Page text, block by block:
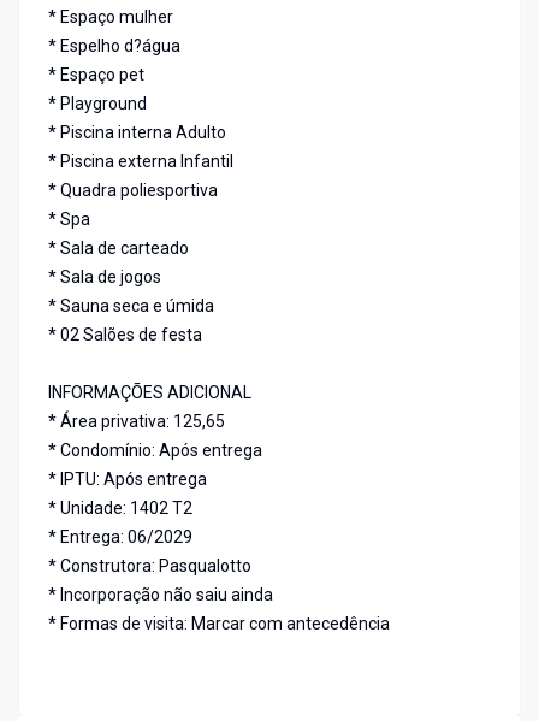
* Espaço mulher
* Espelho d?água
* Espaço pet
* Playground
* Piscina interna Adulto
* Piscina externa Infantil
* Quadra poliesportiva
* Spa
* Sala de carteado
* Sala de jogos
* Sauna seca e úmida
* 02 Salões de festa
INFORMAÇÕES ADICIONAL
* Área privativa: 125,65
* Condomínio: Após entrega
* IPTU: Após entrega
* Unidade: 1402 T2
* Entrega: 06/2029
* Construtora: Pasqualotto
* Incorporação não saiu ainda
* Formas de visita: Marcar com antecedência